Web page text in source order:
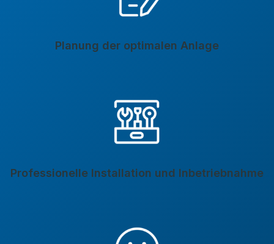
Planung der optimalen Anlage
Professionelle Installation und Inbetriebnahme